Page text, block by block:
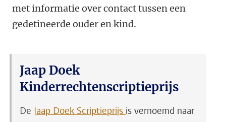
met informatie over contact tussen een
gedetineerde ouder en kind.
Jaap Doek
Kinderrechtenscriptieprijs
De Jaap Doek Scriptieprijs is vernoemd naar